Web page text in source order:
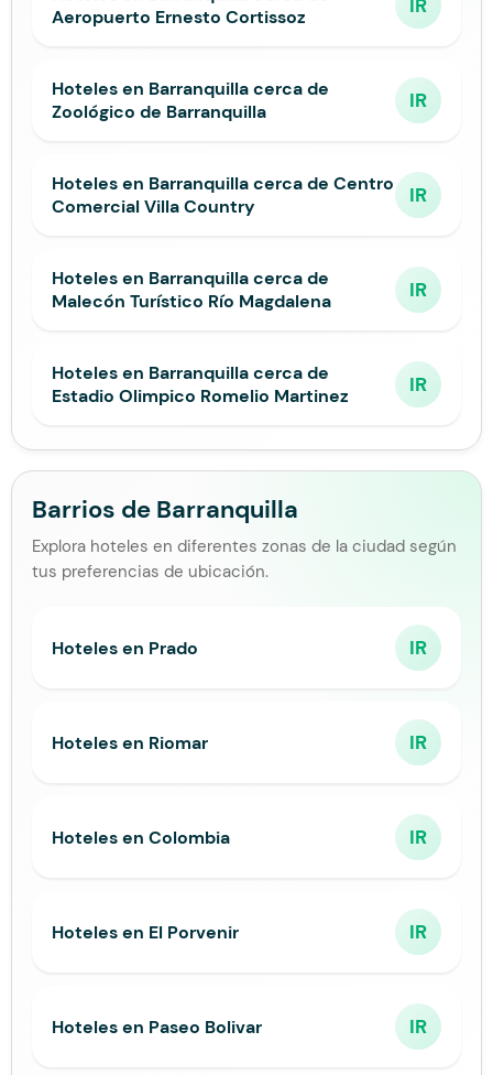
Aeropuerto Ernesto Cortissoz
IR
Hoteles en Barranquilla cerca de
Zoológico de Barranquilla
IR
Hoteles en Barranquilla cerca de Centro
Comercial Villa Country
IR
Hoteles en Barranquilla cerca de
Malecón Turístico Río Magdalena
IR
Hoteles en Barranquilla cerca de
Estadio Olimpico Romelio Martinez
IR
Barrios de Barranquilla
Explora hoteles en diferentes zonas de la ciudad según
tus preferencias de ubicación.
Hoteles en Prado IR
Hoteles en Riomar IR
Hoteles en Colombia IR
Hoteles en El Porvenir IR
Hoteles en Paseo Bolivar IR